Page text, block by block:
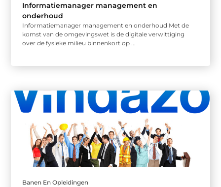
Informatiemanager management en
onderhoud
Informatiemanager management en onderhoud Met de
komst van de omgevingswet is de digitale verwittiging
over de fysieke milieu binnenkort op ...
Banen En Opleidingen